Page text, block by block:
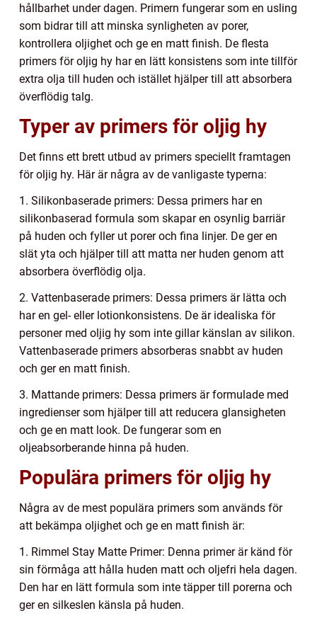
hållbarhet under dagen. Primern fungerar som en usling
som bidrar till att minska synligheten av porer,
kontrollera oljighet och ge en matt finish. De flesta
primers för oljig hy har en lätt konsistens som inte tillför
extra olja till huden och istället hjälper till att absorbera
överflödig talg.
Typer av primers för oljig hy
Det finns ett brett utbud av primers speciellt framtagen
för oljig hy. Här är några av de vanligaste typerna:
1. Silikonbaserade primers: Dessa primers har en
silikonbaserad formula som skapar en osynlig barriär
på huden och fyller ut porer och fina linjer. De ger en
slät yta och hjälper till att matta ner huden genom att
absorbera överflödig olja.
2. Vattenbaserade primers: Dessa primers är lätta och
har en gel- eller lotionkonsistens. De är idealiska för
personer med oljig hy som inte gillar känslan av silikon.
Vattenbaserade primers absorberas snabbt av huden
och ger en matt finish.
3. Mattande primers: Dessa primers är formulade med
ingredienser som hjälper till att reducera glansigheten
och ge en matt look. De fungerar som en
oljeabsorberande hinna på huden.
Populära primers för oljig hy
Några av de mest populära primers som används för
att bekämpa oljighet och ge en matt finish är:
1. Rimmel Stay Matte Primer: Denna primer är känd för
sin förmåga att hålla huden matt och oljefri hela dagen.
Den har en lätt formula som inte täpper till porerna och
ger en silkeslen känsla på huden.